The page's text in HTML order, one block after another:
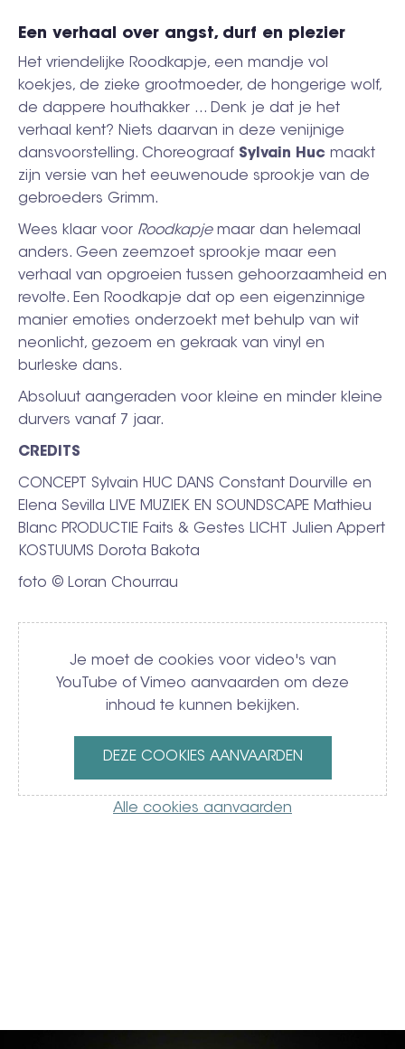
Een verhaal over angst, durf en plezier
Het vriendelijke Roodkapje, een mandje vol
koekjes, de zieke grootmoeder, de hongerige wolf,
de dappere houthakker ... Denk je dat je het
verhaal kent? Niets daarvan in deze venijnige
dansvoorstelling. Choreograaf Sylvain Huc maakt
zijn versie van het eeuwenoude sprookje van de
gebroeders Grimm.
Wees klaar voor Roodkapje maar dan helemaal
anders. Geen zeemzoet sprookje maar een
verhaal van opgroeien tussen gehoorzaamheid en
revolte. Een
Roodkapje dat op een eigenzinnige
manier emoties onderzoekt met behulp van wit
neonlicht, gezoem en gekraak van vinyl en
burleske dans.
Absoluut aangeraden voor kleine en minder kleine
durvers vanaf 7 jaar.
CREDITS
CONCEPT Sylvain HUC DANS Constant Dourville en
Elena Sevilla LIVE MUZIEK EN SOUNDSCAPE Mathieu
Blanc PRODUCTIE Faits & Gestes LICHT Julien Appert
KOSTUUMS Dorota Bakota
foto © Loran Chourrau
Video
Je moet de cookies voor video's van
YouTube of Vimeo aanvaarden om deze
inhoud te kunnen bekijken.
DEZE COOKIES AANVAARDEN
Alle cookies aanvaarden